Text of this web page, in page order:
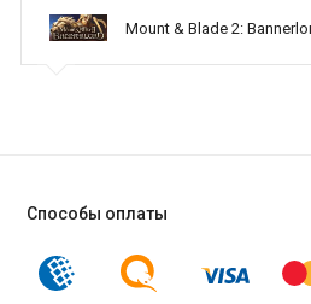
Mount & Blade 2:
Способы оплаты